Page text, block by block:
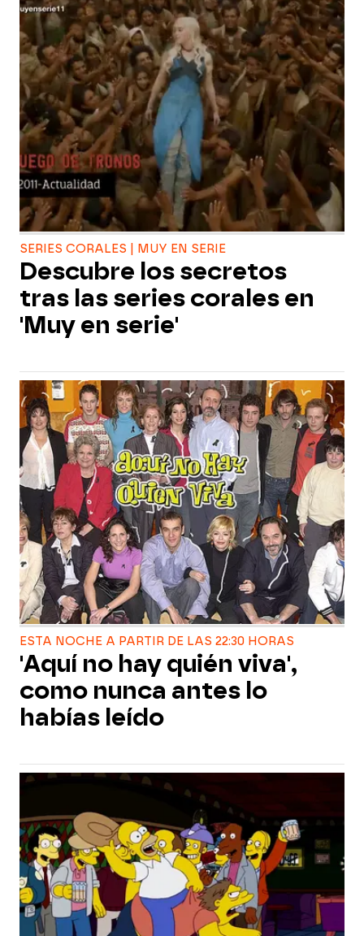
SERIES CORALES | MUY EN SERIE
Descubre los secretos
tras las series corales en
'Muy en serie'
ESTA NOCHE A PARTIR DE LAS 22:30 HORAS
'Aquí no hay quién viva',
como nunca antes lo
habías leído